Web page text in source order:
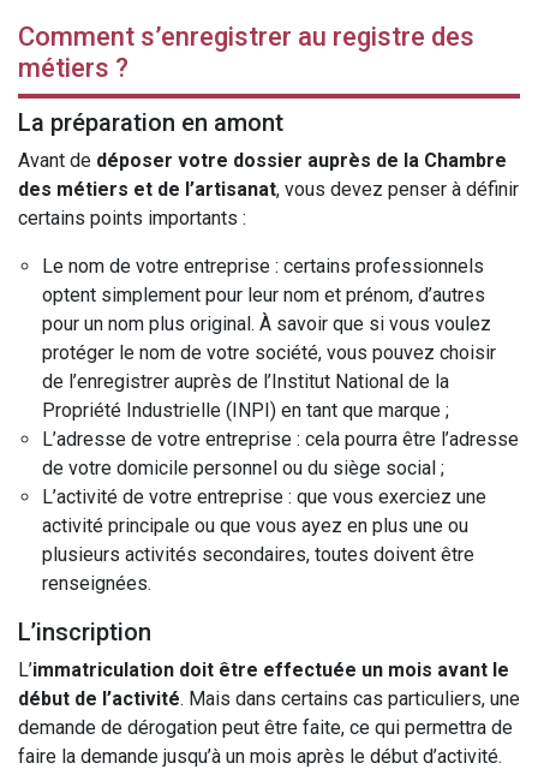
Comment s’enregistrer au registre des
métiers ?
La préparation en amont
Avant de déposer votre dossier auprès de la Chambre
des métiers et de l’artisanat, vous devez penser à définir
certains points importants :
Le nom de votre entreprise : certains professionnels
optent simplement pour leur nom et prénom, d’autres
pour un nom plus original. À savoir que si vous voulez
protéger le nom de votre société, vous pouvez choisir
de l’enregistrer auprès de l’Institut National de la
Propriété Industrielle (INPI) en tant que marque ;
L’adresse de votre entreprise : cela pourra être l’adresse
de votre domicile personnel ou du siège social ;
L’activité de votre entreprise : que vous exerciez une
activité principale ou que vous ayez en plus une ou
plusieurs activités secondaires, toutes doivent être
renseignées.
L’inscription
L’immatriculation doit être effectuée un mois avant le
début de l’activité. Mais dans certains cas particuliers, une
demande de dérogation peut être faite, ce qui permettra de
faire la demande jusqu’à un mois après le début d’activité.